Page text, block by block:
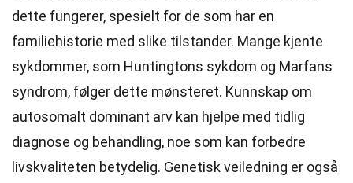
dette fungerer, spesielt for de som har en
familiehistorie med slike tilstander. Mange kjente
sykdommer, som Huntingtons sykdom og Marfans
syndrom, følger dette mønsteret. Kunnskap om
autosomalt dominant arv kan hjelpe med tidlig
diagnose og behandling, noe som kan forbedre
livskvaliteten betydelig. Genetisk veiledning er også